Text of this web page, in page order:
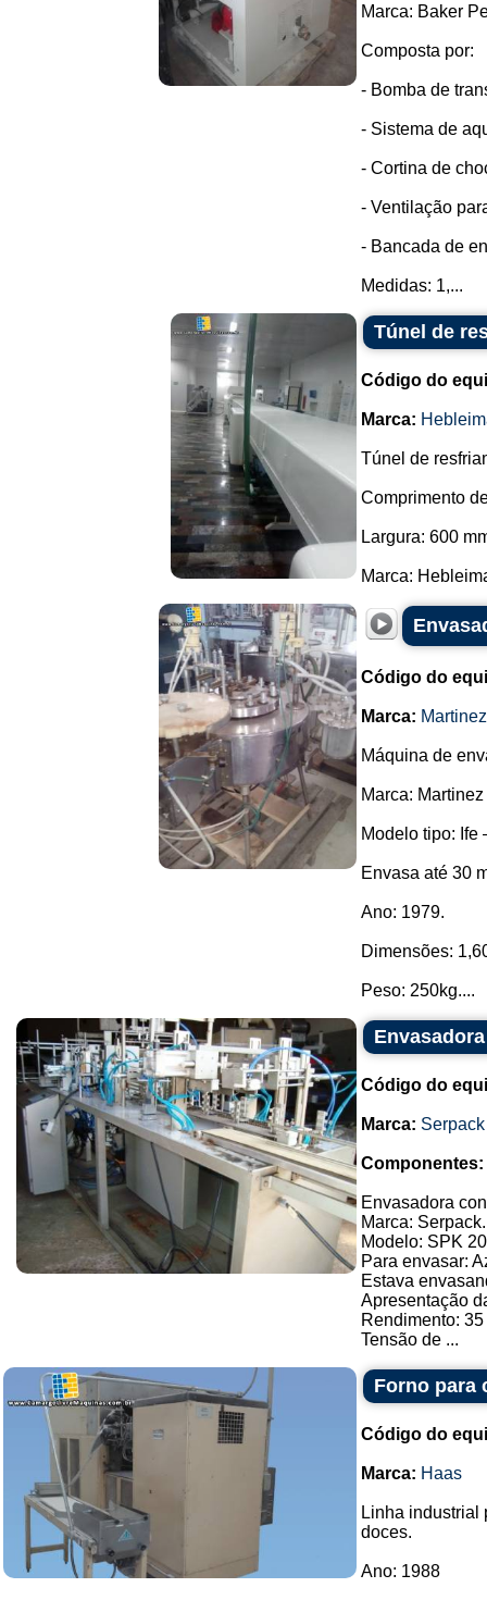
Marca: Baker
Composta por:
- Bomba de
- Sistema de
- Cortina de
- Ventilação
- Bancada de
Medidas: 1,...
Túnel de
Código do
Marca:
Túnel de
Comprimento
Largura: 600
Marca:
Código do
Marca:
Máquina de
Marca:
Modelo tipo: Ife
Envasa até 30
Ano: 1979.
Dimensões:
Peso: 250kg....
Código do
Marca: Serpack
Componentes:
Envasadora
Marca: Serpack.
Modelo: SPK
Para envasar:
Estava
Apresentação
Rendimento:
Tensão de ...
Forno para
Código do
Marca: Haas
Linha industrial
doces.
Ano: 1988